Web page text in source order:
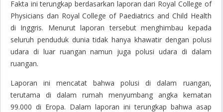
Fakta ini terungkap berdasarkan laporan dari Royal College of
Physicians dan Royal College of Paediatrics and Child Health
di Inggris. Menurut laporan tersebut menghimbau kepada
seluruh penduduk dunia tidak hanya khawatir dengan polusi
udara di luar ruangan namun juga polusi udara di dalam
ruangan.
Laporan ini mencatat bahwa polusi di dalam ruangan,
terutama di dalam rumah menyumbang angka kematan
99.000 di Eropa. Dalam laporan ini terungkap bahwa asap